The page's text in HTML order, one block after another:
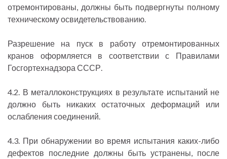
отремонтированы, должны быть подвергнуты полному
техническому освидетельствованию.
Разрешение на пуск в работу отремонтированных
кранов оформляется в соответствии с Правилами
Госгортехнадзора СССР.
4.2. В металлоконструкциях в результате испытаний не
должно быть никаких остаточных деформаций или
ослабления соединений.
4.3. При обнаружении во время испытания каких-либо
дефектов последние должны быть устранены, после